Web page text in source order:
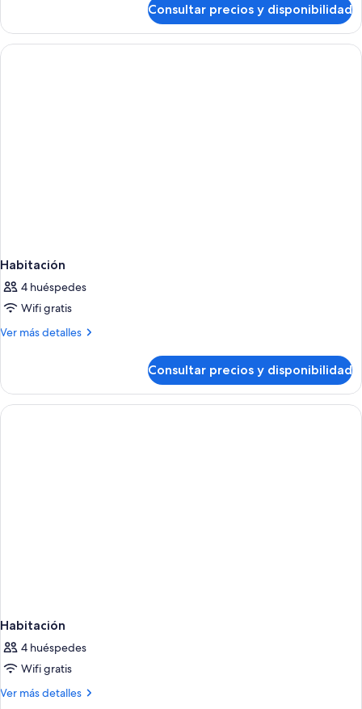
junior
Consultar precios y disponibilidad
Habitación
4 huéspedes
Wifi gratis
Ver más detalles
Más
Consultar precios y disponibilidad
Habitación
4 huéspedes
Wifi gratis
Ver más detalles
Más